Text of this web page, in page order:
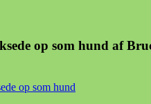
op som hund af